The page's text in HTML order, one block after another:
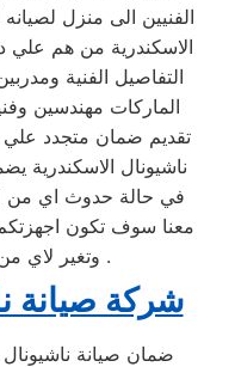
الفنيين الى منزل
الاسكندرية من هم علي
التفاصيل الفنية
الماركات مهندسين
تقديم ضمان متجدد علي
ناشيونال الاسكندرية
في حالة حدوث اي من
معنا سوف تكون
وتغير لاي من قطع الغيار عند الضرورة .
شركة صيانة
ضمان صيانة ناشيونال